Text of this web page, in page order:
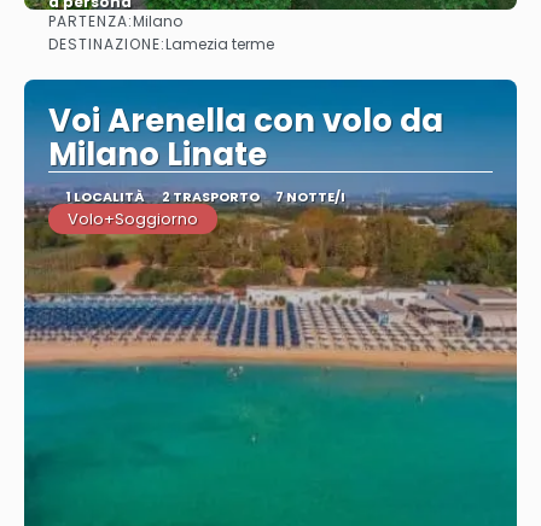
PARTENZA:Milano
DESTINAZIONE:Lamezia terme
Voi Arenella con volo da
Milano Linate
1 LOCALITÀ 2 TRASPORTO 7 NOTTE/I
Volo+Soggiorno